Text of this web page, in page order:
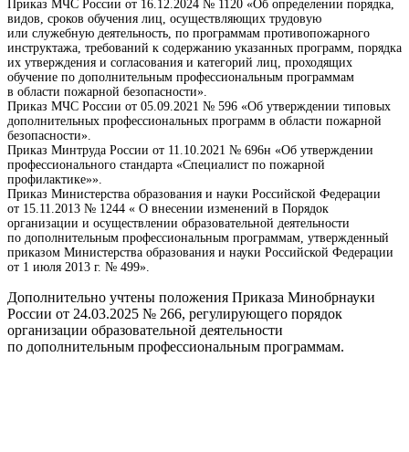
Приказ МЧС России от 16.12.2024 № 1120 «Об определении порядка,
видов, сроков обучения лиц, осуществляющих трудовую
или служебную деятельность, по программам противопожарного
инструктажа, требований к содержанию указанных программ, порядка
их утверждения и согласования и категорий лиц, проходящих
обучение по дополнительным профессиональным программам
в области пожарной безопасности».
Приказ МЧС России от 05.09.2021 № 596 «Об утверждении типовых
дополнительных профессиональных программ в области пожарной
безопасности».
Приказ Минтруда России от 11.10.2021 № 696н «Об утверждении
профессионального стандарта «Специалист по пожарной
профилактике»».
Приказ Министерства образования и науки Российской Федерации
от 15.11.2013 № 1244 « О внесении изменений в Порядок
организации и осуществлении образовательной деятельности
по дополнительным профессиональным программам, утвержденный
приказом Министерства образования и науки Российской Федерации
от 1 июля 2013 г. № 499».
Дополнительно учтены положения Приказа Минобрнауки
России от 24.03.2025 № 266, регулирующего порядок
организации образовательной деятельности
по дополнительным профессиональным программам.